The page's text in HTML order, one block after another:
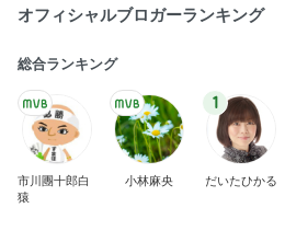
オフィシャルブロガーランキング
総合ランキング
市川團十郎白
猿
小林麻央
1
だいたひかる